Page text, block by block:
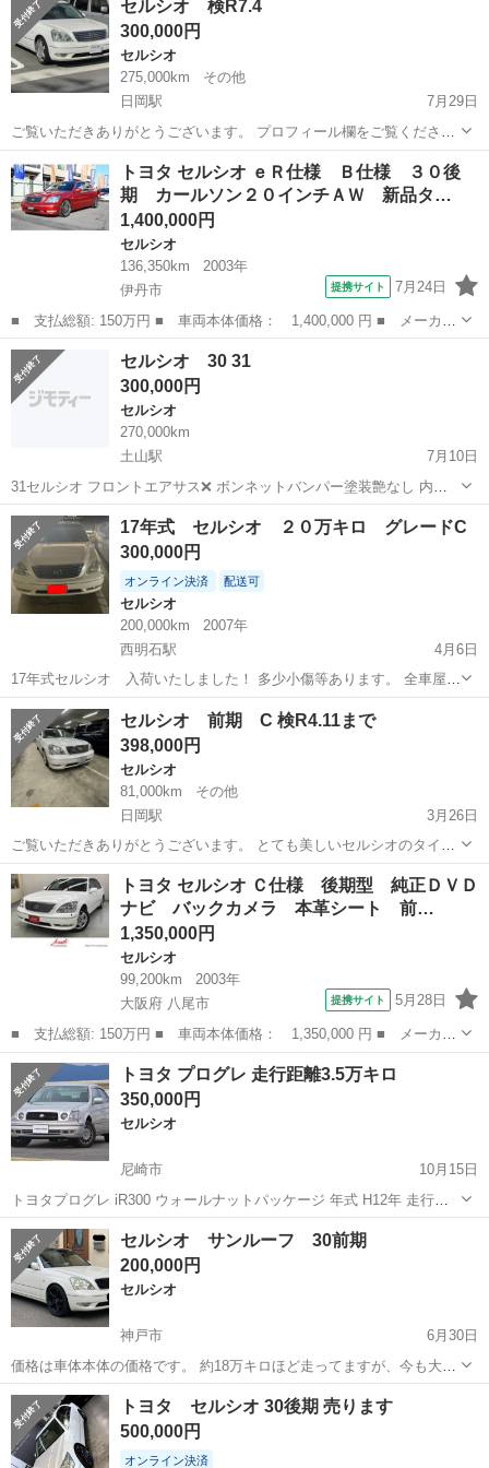
す。 目立つ飛び石とほとんどありません。 カスタムして乗る予定で
したがファミリーカーに乗...
セルシオ 検R7.4
300,000円
セルシオ
275,000km
その他
日岡駅
7月29日
ご覧いただきありがとうございます。 プロフィール欄をご覧くださ
い。 セルシオの出品になります。 型式は、 UA-UCF30 走行OK フロ
ントタイヤ新品交換済み、 名義変更、陸送可能です。 よろしくお願い
します。
兵庫 加古川市 日岡駅 ご覧
トヨタ セルシオ ｅＲ仕様 Ｂ仕様 ３０後
期 カールソン２０インチＡＷ 新品タ…
1,400,000円
セルシオ
136,350km
2003年
伊丹市
提携サイト 7月24日
■ 支払総額: 150万円 ■ 車両本体価格： 1,400,000 円 ■ メーカー
名： トヨタ ■ 車種名： セルシオ ■ グレード名： ｅＲ仕様
Ｂ仕様 ３０後期 カールソン２０インチＡＷ 新品タイヤ４本 車
高調 サン...
兵庫
セルシオ 30 31
300,000円
セルシオ
270,000km
土山駅
7月10日
31セルシオ フロントエアサス❌ ボンネットバンパー塗装艶なし 内装
革破れなど多数あり サンルーフ、マルチ、 検査一年位？？ ２7万キロ
台 売れなければ解体行きです！
兵庫 加古郡 土山駅 ボンネット
17年式 セルシオ ２０万キロ グレードC
300,000円
オンライン決済 配送可
セルシオ
200,000km
2007年
西明石駅
4月6日
17年式セルシオ 入荷いたしました！ 多少小傷等あります。 全車屋さ
ん最安値！！ ご自分で名義変更される方は、こみこみ15万です 故障等
は一切ございません！ ナビ付き ＋5万円で整備お渡し可能 名義変更は
兵庫県内なら3万...
兵庫 神戸市 セルシオ
セルシオ 前期 C 検R4.11まで
398,000円
セルシオ
81,000km
その他
日岡駅
3月26日
ご覧いただきありがとうございます。 とても美しいセルシオのタイプ
Cの出品になります。 サスコントローラー付です。 現車見てくださ
い。 本当に綺麗です。 シートエアコン、シートヒーター付き 地デジ
付き！ 4月になりますと...
兵庫 加古川市 日岡駅 セルシオ 前期
トヨタ セルシオ Ｃ仕様 後期型 純正ＤＶＤ
ナビ バックカメラ 本革シート 前…
1,350,000円
セルシオ
99,200km
2003年
大阪府 八尾市
提携サイト 5月28日
■ 支払総額: 150万円 ■ 車両本体価格： 1,350,000 円 ■ メーカー
名： トヨタ ■ 車種名： セルシオ ■ グレード名： Ｃ仕様 後
期型 純正ＤＶＤナビ バックカメラ 本革シート 前席パワーシー
ト＆シート...
大阪 八尾市 セルシオ
トヨタ プログレ 走行距離3.5万キロ
350,000円
セルシオ
尼崎市
10月15日
トヨタプログレ iR300 ウォールナットパッケージ 年式 H12年 走行距
離 3.5万キロ リサイクル料＆自動車税(10月～3月) 込！！ 車検 一時抹
消中 車検2年付きでの納車も可能
兵庫 尼崎市
セルシオ サンルーフ 30前期
200,000円
セルシオ
神戸市
6月30日
価格は車体本体の価格です。 約18万キロほど走ってますが、今も大事
に乗っているので自家用車としてはもちろん、パーツ取りなどにもお
使え頂けると思います。 トラブル防止のためにお渡しはこちらで名義
変更をしてからとなります。 名...
兵庫 神戸市 セルシオ
トヨタ セルシオ 30後期 売ります
500,000円
オンライン決済